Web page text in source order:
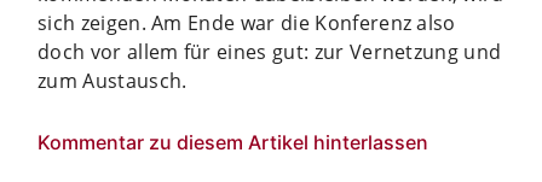
sich zeigen. Am Ende war die Konferenz also
doch vor allem für eines gut: zur Vernetzung und
zum Austausch.
Kommentar zu diesem Artikel hinterlassen